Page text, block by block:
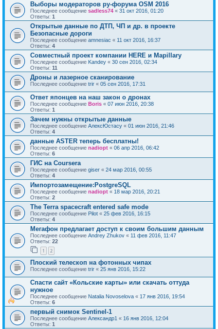
Выборы модераторов ру-форума OSM 2016
Последнее сообщение sadless74 « 31 окт 2016, 01:20
Ответы: 1
Открытые данные по ДТП, ЧП и др. в проекте
Безопасные дороги
Последнее сообщение amnesiac « 11 окт 2016, 16:37
Ответы: 4
Совместный проект компании HERE и Mapillary
Последнее сообщение Kandey « 30 сен 2016, 02:34
Ответы: 11
Дроны и лазерное сканирование
Последнее сообщение trir « 05 сен 2016, 17:31
Ответ японцев на наш закон о дронах
Последнее сообщение Boris « 07 июн 2016, 20:38
Ответы: 1
Зачем нужны открытые данные
Последнее сообщение АлексЮстасу « 01 июн 2016, 21:46
Ответы: 4
данные ASTER теперь бесплатны!
Последнее сообщение nadiopt « 06 апр 2016, 06:42
Ответы: 6
ГИС на Coursera
Последнее сообщение giser « 24 мар 2016, 00:55
Ответы: 4
Импортозамещение:PostgreSQL
Последнее сообщение nadiopt « 18 мар 2016, 20:21
Ответы: 2
The Terra spacecraft entered safe mode
Последнее сообщение Pilot « 25 фев 2016, 16:15
Ответы: 4
Мегафон предлагает доступ к своим большим данным
Последнее сообщение Andrey Zhukov « 11 фев 2016, 11:47
Ответы: 22
1 2
Плоский телескоп на фотонных чипах
Последнее сообщение trir « 25 янв 2016, 15:22
Спасти сайт «Кольские карты» или скачать оттуда
нужное
Последнее сообщение Natalia Novoselova « 17 янв 2016, 19:54
Ответы: 6
первый снимок Sentinel-1
Последнее сообщение Александр1 « 16 янв 2016, 12:04
Ответы: 1